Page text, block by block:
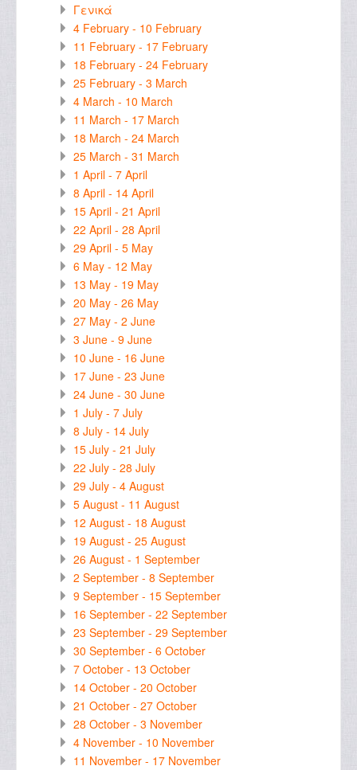
Γενικά
4 February - 10 February
11 February - 17 February
18 February - 24 February
25 February - 3 March
4 March - 10 March
11 March - 17 March
18 March - 24 March
25 March - 31 March
1 April - 7 April
8 April - 14 April
15 April - 21 April
22 April - 28 April
29 April - 5 May
6 May - 12 May
13 May - 19 May
20 May - 26 May
27 May - 2 June
3 June - 9 June
10 June - 16 June
17 June - 23 June
24 June - 30 June
1 July - 7 July
8 July - 14 July
15 July - 21 July
22 July - 28 July
29 July - 4 August
5 August - 11 August
12 August - 18 August
19 August - 25 August
26 August - 1 September
2 September - 8 September
9 September - 15 September
16 September - 22 September
23 September - 29 September
30 September - 6 October
7 October - 13 October
14 October - 20 October
21 October - 27 October
28 October - 3 November
4 November - 10 November
11 November - 17 November